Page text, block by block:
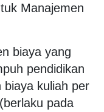
Manajemen
biaya yang
pendidikan
biaya kuliah per
pada